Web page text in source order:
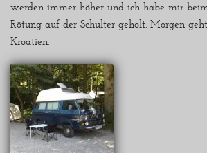
werden immer höher und ich habe mir
Rötung auf der Schulter geholt. Morgen
Kroatien.